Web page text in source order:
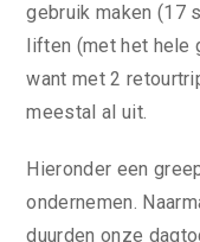
gebruik maken (17
liften (met het
want met 2
meestal al uit.
Hieronder een
ondernemen.
duurden onze